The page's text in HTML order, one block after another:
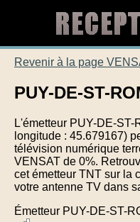
Revenir à la page
PUY-DE-ST-
L'émetteur PUY-DE-
longitude : 45.679167)
télévision numérique
VENSAT de 0%.
cet émetteur TNT sur la
votre antenne TV dans
Émetteur PUY-DE-ST-